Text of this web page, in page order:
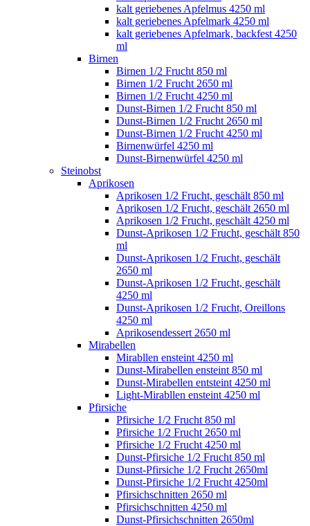
kalt geriebenes Apfelmus 4250 ml
kalt geriebenes Apfelmark 4250 ml
kalt geriebenes Apfelmark, backfest 4250
ml
Birnen
Birnen 1/2 Frucht 850 ml
Birnen 1/2 Frucht 2650 ml
Birnen 1/2 Frucht 4250 ml
Dunst-Birnen 1/2 Frucht 850 ml
Dunst-Birnen 1/2 Frucht 2650 ml
Dunst-Birnen 1/2 Frucht 4250 ml
Birnenwürfel 4250 ml
Dunst-Birnenwürfel 4250 ml
Steinobst
Aprikosen
Aprikosen 1/2 Frucht, geschält 850 ml
Aprikosen 1/2 Frucht, geschält 2650 ml
Aprikosen 1/2 Frucht, geschält 4250 ml
Dunst-Aprikosen 1/2 Frucht, geschält 850
ml
Dunst-Aprikosen 1/2 Frucht, geschält
2650 ml
Dunst-Aprikosen 1/2 Frucht, geschält
4250 ml
Dunst-Aprikosen 1/2 Frucht, Oreillons
4250 ml
Aprikosendessert 2650 ml
Mirabellen
Mirabllen ensteint 4250 ml
Dunst-Mirabellen ensteint 850 ml
Dunst-Mirabellen entsteint 4250 ml
Light-Mirabllen ensteint 4250 ml
Pfirsiche
Pfirsiche 1/2 Frucht 850 ml
Pfirsiche 1/2 Frucht 2650 ml
Pfirsiche 1/2 Frucht 4250 ml
Dunst-Pfirsiche 1/2 Frucht 850 ml
Dunst-Pfirsiche 1/2 Frucht 2650ml
Dunst-Pfirsiche 1/2 Frucht 4250ml
Pfirsichschnitten 2650 ml
Pfirsichschnitten 4250 ml
Dunst-Pfirsichschnitten 2650ml